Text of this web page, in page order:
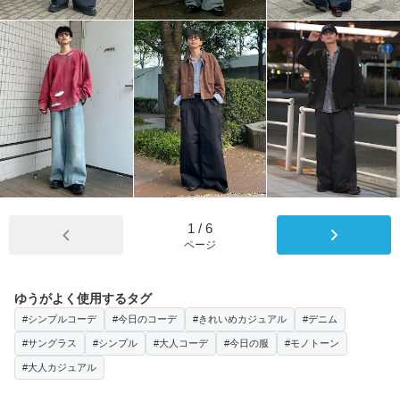
1 / 6
ページ
ゆうがよく使用するタグ
#シンプルコーデ #今日のコーデ #きれいめカジュアル #デニム
#サングラス #シンプル #大人コーデ #今日の服 #モノトーン
#大人カジュアル